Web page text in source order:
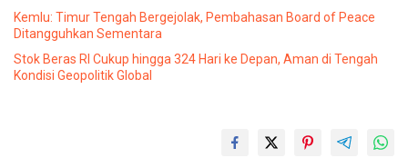
Kemlu: Timur Tengah Bergejolak, Pembahasan Board of Peace
Ditangguhkan Sementara
Stok Beras RI Cukup hingga 324 Hari ke Depan, Aman di Tengah
Kondisi Geopolitik Global